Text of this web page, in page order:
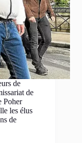
de
de
Poher
les élus
de